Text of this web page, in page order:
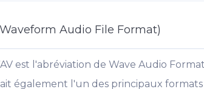
Audio File Format)
est l'abréviation de Wave Audio
également l'un des principaux